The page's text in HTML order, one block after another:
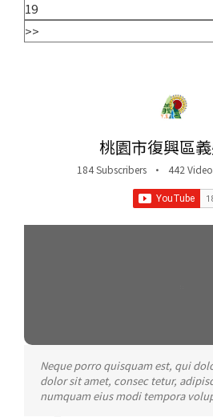
19
>>
桃園市復興區
184 Subscribers • 442
Neque porro quisquam est, qui
dolor sit amet, consec tetur,
numquam eius modi tempora
Aliquam erat volutpat. Quisque at
laoreet eget pulvinar nibh.
Curabitur ac felis arcu sadips